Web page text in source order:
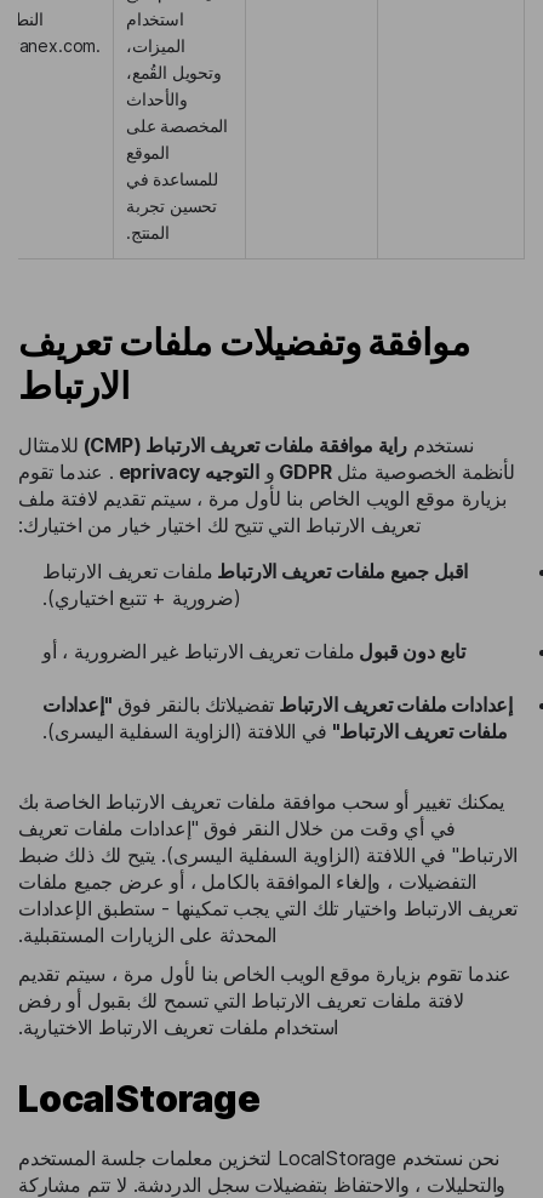
استخدام
الميزات،
وتحويل القُمع،
والأحداث
المخصصة على
الموقع
للمساعدة في
تحسين تجربة
المنتج.
.lingvanex.com
موافقة وتفضيلات ملفات تعريف
الارتباط
نستخدمراية موافقة ملفات تعريف الارتباط (CMP)
للامتثال
لأنظمة الخصوصية مثلGDPR و التوجيه eprivacy
. عندما تقوم
بزيارة موقع الويب الخاص بنا لأول مرة ، سيتم تقديم لافتة ملف
تعريف الارتباط التي تتيح لك اختيار خيار من اختيارك:
اقبل جميع ملفات تعريف الارتباط ملفات تعريف الارتباط
(ضرورية + تتبع اختياري).
تابع دون قبول ملفات تعريف الارتباط غير الضرورية ، أو
إعدادات ملفات تعريف الارتباط تفضيلاتك بالنقر فوق "إعدادات
ملفات تعريف الارتباط" في اللافتة (الزاوية السفلية اليسرى).
يمكنك تغيير أو سحب موافقة ملفات تعريف الارتباط الخاصة بك
في أي وقت من خلال النقر فوق "إعدادات ملفات تعريف
الارتباط" في اللافتة (الزاوية السفلية اليسرى). يتيح لك ذلك ضبط
التفضيلات ، وإلغاء الموافقة بالكامل ، أو عرض جميع ملفات
تعريف الارتباط واختيار تلك التي يجب تمكينها - ستطبق الإعدادات
المحدثة على الزيارات المستقبلية.
عندما تقوم بزيارة موقع الويب الخاص بنا لأول مرة ، سيتم تقديم
لافتة ملفات تعريف الارتباط التي تسمح لك بقبول أو رفض
استخدام ملفات تعريف الارتباط الاختيارية.
LocalStorage
نحن نستخدم LocalStorage لتخزين معلمات جلسة المستخدم
والتحليلات ، والاحتفاظ بتفضيلات سجل الدردشة. لا تتم مشاركة